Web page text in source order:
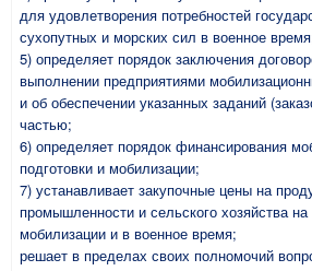
для удовлетворения потребностей
сухопутных и морских сил в военное
5) определяет порядок заключения
выполнении предприятиями
и об обеспечении указанных заданий
частью;
6) определяет порядок финансирования
подготовки и мобилизации;
7) устанавливает закупочные цены на
промышленности и сельского хозяйства
мобилизации и в военное время;
решает в пределах своих полномочий